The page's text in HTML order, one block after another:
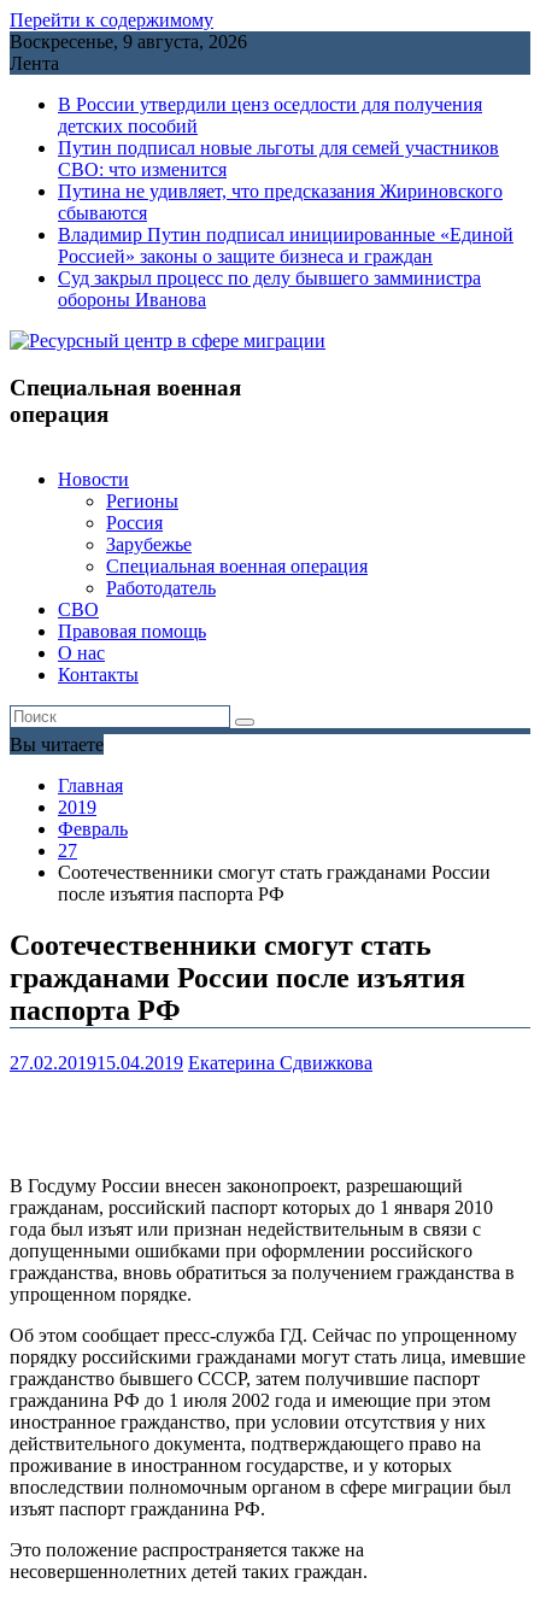
Перейти к содержимому
Воскресенье, 9 августа, 2026
Лента
В России утвердили ценз оседлости для получения
детских пособий
Путин подписал новые льготы для семей участников
СВО: что изменится
Путина не удивляет, что предсказания Жириновского
сбываются
Владимир Путин подписал инициированные «Единой
Россией» законы о защите бизнеса и граждан
Cуд закрыл процесс по делу бывшего замминистра
обороны Иванова
Специальная военная
операция
Новости
Регионы
Россия
Зарубежье
Специальная военная операция
Работодатель
СВО
Правовая помощь
О нас
Контакты
Вы читаете
Главная
2019
Февраль
27
Соотечественники смогут стать гражданами России
после изъятия паспорта РФ
Соотечественники смогут стать
гражданами России после изъятия
паспорта РФ
27.02.201915.04.2019 Екатерина Сдвижкова
В Госдуму России внесен законопроект, разрешающий
гражданам, российский паспорт которых до 1 января 2010
года был изъят или признан недействительным в связи с
допущенными ошибками при оформлении российского
гражданства, вновь обратиться за получением гражданства в
упрощенном порядке.
Об этом сообщает пресс-служба ГД. Сейчас по упрощенному
порядку российскими гражданами могут стать лица, имевшие
гражданство бывшего СССР, затем получившие паспорт
гражданина РФ до 1 июля 2002 года и имеющие при этом
иностранное гражданство, при условии отсутствия у них
действительного документа, подтверждающего право на
проживание в иностранном государстве, и у которых
впоследствии полномочным органом в сфере миграции был
изъят паспорт гражданина РФ.
Это положение распространяется также на
несовершеннолетних детей таких граждан.